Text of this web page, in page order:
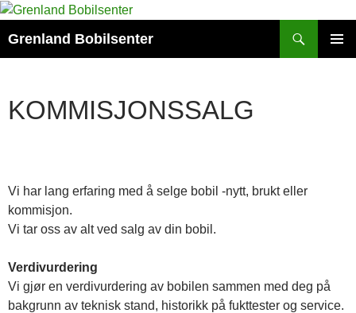
Hopp
innhold
Grenland Bobilsenter
KOMMISJONSSALG
Vi har lang erfaring med å selge bobil -nytt, brukt eller
kommisjon.
Vi tar oss av alt ved salg av din bobil.
Verdivurdering
Vi gjør en verdivurdering av bobilen sammen med deg på
bakgrunn av teknisk stand, historikk på fukttester og service.